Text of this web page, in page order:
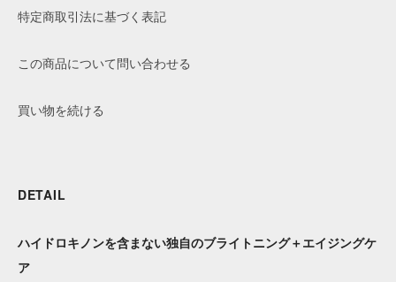
特定商取引法に基づく表記
この商品について問い合わせる
買い物を続ける
DETAIL
ハイドロキノンを含まない独自のブライトニング＋エイジングケ
ア